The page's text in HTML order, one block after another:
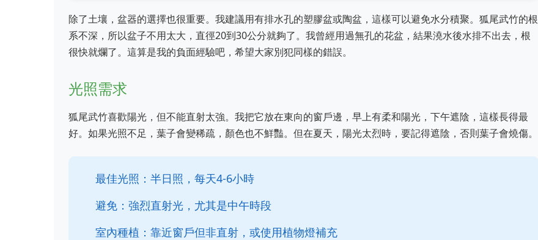
除了土壤，盆器的選擇也很重要。我建議用有排水孔的塑膠盆或陶盆，這樣可以避免水分積聚。狐尾武竹的根
系不深，所以盆子不用太大，直徑20到30公分就夠了。我曾經用過無孔的花盆，結果澆水後水排不出去，根
很快就爛了。這算是我的負面經驗吧，希望大家別犯同樣的錯誤。
光照需求
狐尾武竹喜歡陽光，但不能直射太強。我把它放在東向的窗戶邊，早上有柔和陽光，下午遮陰，這樣長得最
好。如果光照不足，葉子會變稀疏，顏色也不鮮豔。但在夏天，陽光太烈時，要記得遮陰，否則葉子會燒傷。
最佳光照：半日照，每天4-6小時
避免：強烈直射光，尤其是中午時段
室內種植：靠近窗戶但非直射，或使用植物燈補充